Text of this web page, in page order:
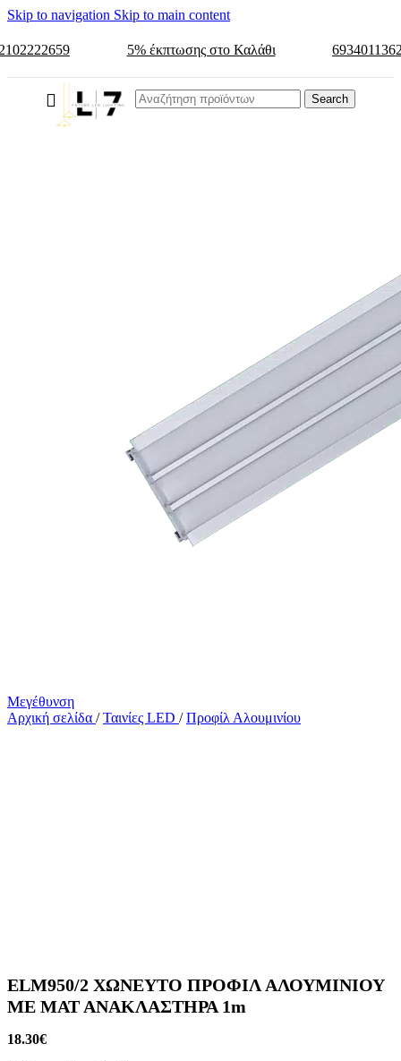
Skip to navigation Skip to main content
5% έκπτωσης στο Καλάθι
Search
Μεγέθυνση
Αρχική σελίδα / Ταινίες LED / Προφίλ Αλουμινίου
ELM950/2 ΧΩΝΕΥΤΟ ΠΡΟΦΙΛ ΑΛΟΥΜΙΝΙΟΥ
ΜΕ ΜΑΤ ΑΝΑΚΛΑΣΤΗΡΑ 1m
18.30€